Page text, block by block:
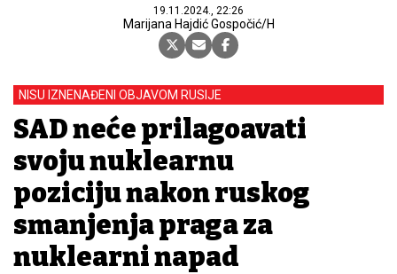
19.11.2024., 22:26
Marijana Hajdić Gospočić/H
NISU IZNENAĐENI OBJAVOM RUSIJE
SAD neće prilagođavati
svoju nuklearnu
poziciju nakon ruskog
smanjenja praga za
nuklearni napad